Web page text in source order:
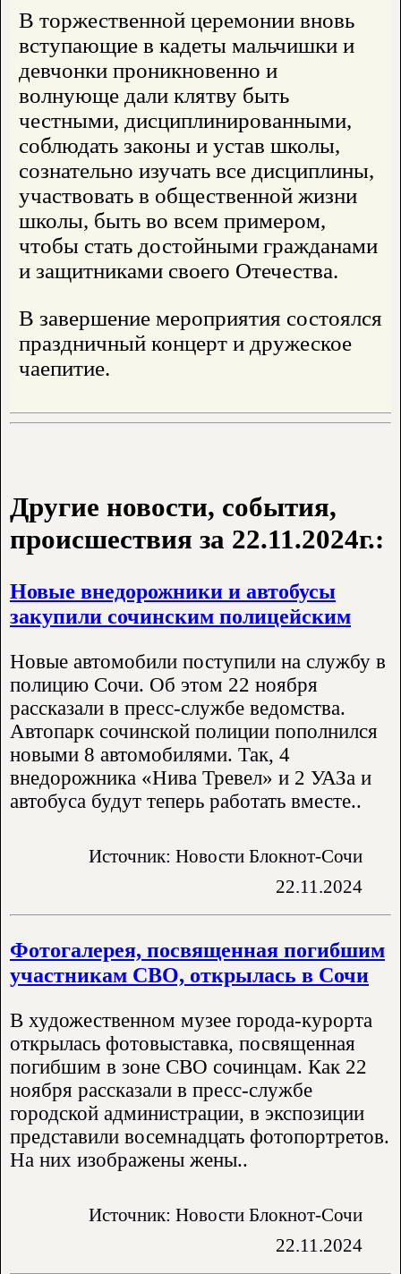
В торжественной церемонии вновь
вступающие в кадеты мальчишки и
девчонки проникновенно и
волнующе дали клятву быть
честными, дисциплинированными,
соблюдать законы и устав школы,
сознательно изучать все дисциплины,
участвовать в общественной жизни
школы, быть во всем примером,
чтобы стать достойными гражданами
и защитниками своего Отечества.
В завершение мероприятия состоялся
праздничный концерт и дружеское
чаепитие.
Другие новости, события,
происшествия за 22.11.2024г.:
Новые внедорожники и автобусы
закупили сочинским полицейским
Новые автомобили поступили на службу в
полицию Сочи. Об этом 22 ноября
рассказали в пресс-службе ведомства.
Автопарк сочинской полиции пополнился
новыми 8 автомобилями. Так, 4
внедорожника «Нива Тревел» и 2 УАЗа и
автобуса будут теперь работать вместе..
Источник: Новости Блокнот-Сочи
22.11.2024
Фотогалерея, посвященная погибшим
участникам СВО, открылась в Сочи
В художественном музее города-курорта
открылась фотовыставка, посвященная
погибшим в зоне СВО сочинцам. Как 22
ноября рассказали в пресс-службе
городской администрации, в экспозиции
представили восемнадцать фотопортретов.
На них изображены жены..
Источник: Новости Блокнот-Сочи
22.11.2024